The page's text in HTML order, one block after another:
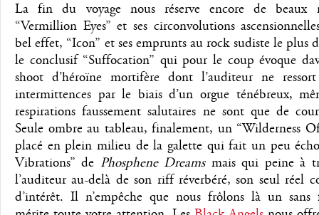
La fin du voyage nous réserve encore de beaux
“Vermillion Eyes” et ses circonvolutions
bel effet, “Icon” et ses emprunts au rock sudiste le plus
le conclusif “Suffocation” qui pour le coup évoque
shoot d’héroïne mortifère dont l’auditeur ne
intermittences par le biais d’un orgue ténébreux,
respirations faussement salutaires ne sont que de
Seule ombre au tableau, finalement, un “Wilderness
placé en plein milieu de la galette qui fait un peu
Vibrations” de Phosphene Dreamsmais qui peine à
l’auditeur au-delà de son riff réverbéré, son seul réel
d’intérêt. Il n’empêche que nous frôlons là un